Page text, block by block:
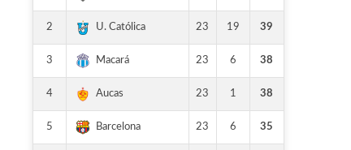
2 U. Católica 23 19 39
3 Macará 23 6 38
4 Aucas 23 1 38
5 Barcelona 23 6 35